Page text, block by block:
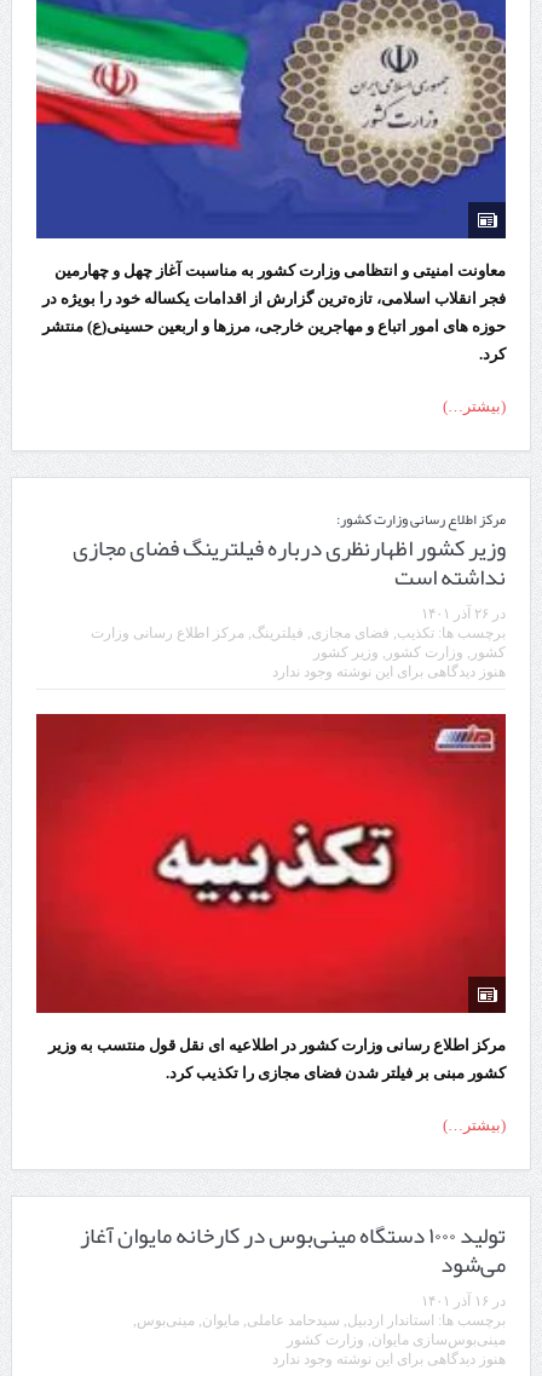
معاونت امنیتی و انتظامی وزارت کشور به مناسبت آغاز چهل و چهارمین
فجر انقلاب اسلامی، تازه‌ترین گزارش از اقدامات یکساله خود را بویژه در
حوزه های امور اتباع و مهاجرین خارجی، مرزها و اربعین حسینی(ع) منتشر
کرد.
(بیشتر…)
مرکز اطلاع رسانی وزارت کشور:
وزیر کشور اظهارنظری درباره فیلترینگ فضای مجازی
نداشته است
در ۲۶ آذر ۱۴۰۱
برچسب ها: تکذیب, فضای مجازی, فیلترینگ, مرکز اطلاع رسانی وزارت
کشور , وزارت کشور , وزیر کشور
هنوز دیدگاهی برای این نوشته وجود ندارد
مرکز اطلاع رسانی وزارت کشور در اطلاعیه‌ ای نقل قول منتسب به وزیر
کشور مبنی بر فیلتر شدن فضای مجازی را تکذیب کرد.
(بیشتر…)
تولید ۱۰۰۰ دستگاه مینی‌بوس در کارخانه مایوان آغاز
می‌شود
در ۱۶ آذر ۱۴۰۱
برچسب ها: استاندار اردبیل, سیدحامد عاملی, مایوان, مینی‌بوس,
مینی‌بوس‌سازی مایوان, وزارت کشور
هنوز دیدگاهی برای این نوشته وجود ندارد